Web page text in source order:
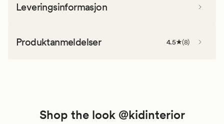
Leveringsinformasjon
Produktanmeldelser 4.5 (8)
Shop the look @kidinterior